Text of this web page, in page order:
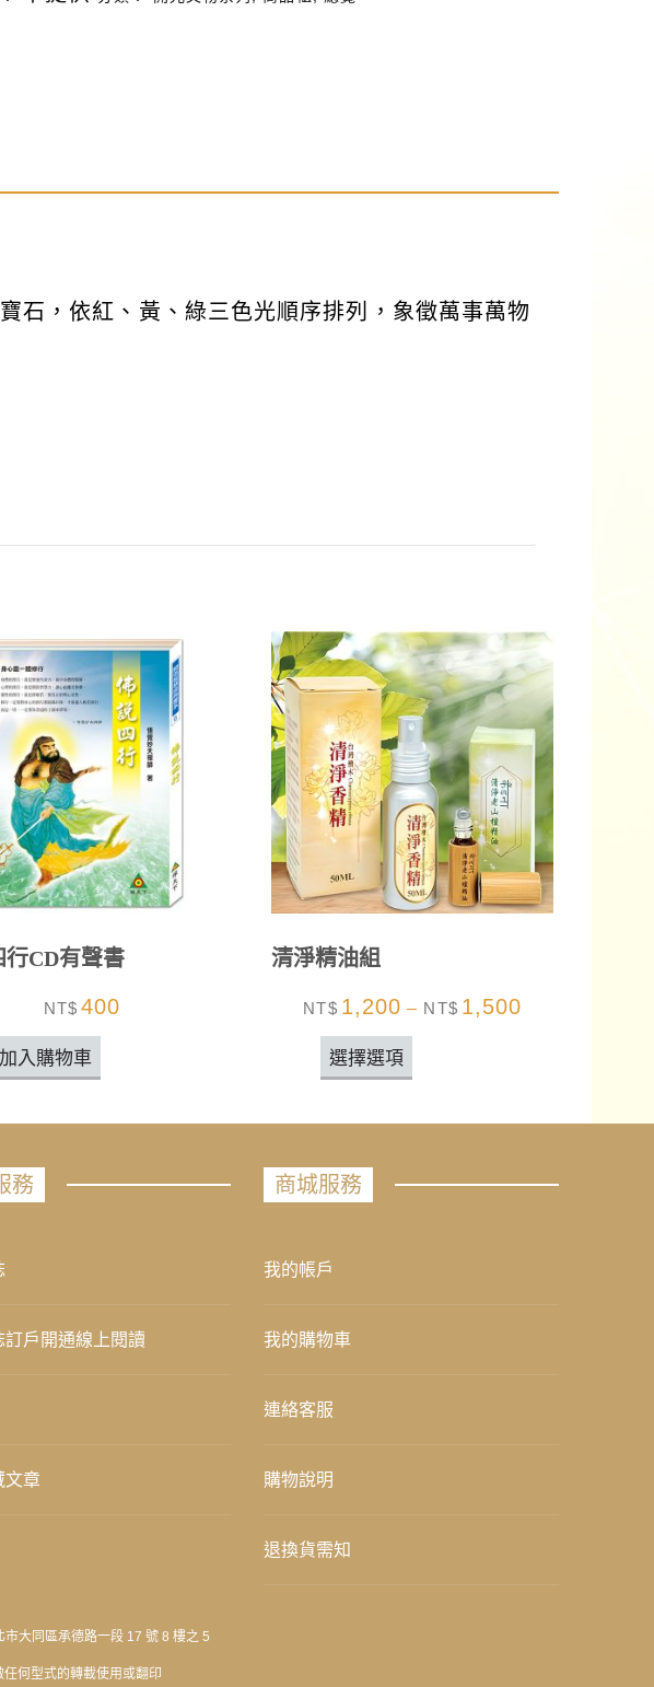
石，依紅、黃、綠三色光順序排列，象徵萬事萬物
行CD有聲書
NT$ 400
加入購物車
清淨精油組
NT$ 1,200 – NT$ 1,500
選擇選項
務
訂戶開通線上閱讀
文章
商城服務
我的帳戶
我的購物車
連絡客服
購物說明
退換貨需知
大同區承德路一段 17 號 8 樓之 5
何型式的轉載使用或翻印